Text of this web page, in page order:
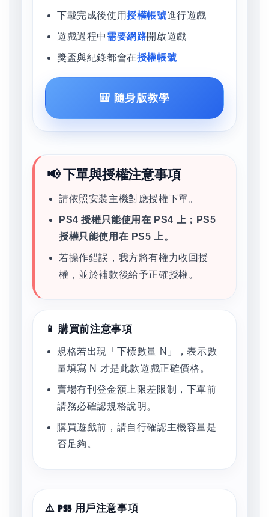
下載完成後使用授權帳號進行遊戲
遊戲過程中 需要網路開啟遊戲
獎盃與紀錄都會在授權帳號
🎒 隨身版教學
📢 下單與授權注意事項
請依照安裝主機對應授權下單。
PS4 授權只能使用在 PS4 上；PS5
授權只能使用在 PS5 上。
若操作錯誤，我方將有權力收回授
權，並於補款後給予正確授權。
📱 購買前注意事項
規格若出現「下標數量 N」，表示數
量填寫 N 才是此款遊戲正確價格。
賣場有刊登金額上限差限制，下單前
請務必確認規格說明。
購買遊戲前，請自行確認主機容量是
否足夠。
⚠️ PS5 用戶注意事項